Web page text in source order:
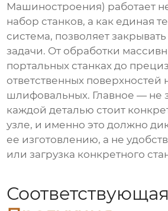
Машиностроения) работает
набор станков, а как единая
система, позволяет
задачи. От обработки
портальных станках до
ответственных поверхностей
шлифовальных. Главное — не
каждой деталью стоит
узле, и именно это должно
ее изготовлению, а не
или загрузка конкретного
Соответствующая